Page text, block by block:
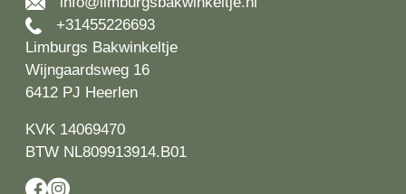
+31455226693
Limburgs Bakwinkeltje
Wijngaardsweg 16
6412 PJ Heerlen
KVK 14069470
BTW NL809913914.B01